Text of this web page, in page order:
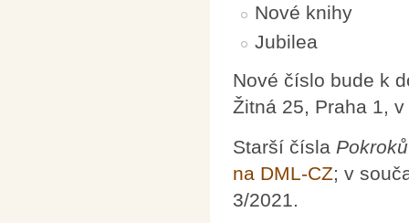
Nové knihy
Jubilea
Nové číslo bude k
Žitná 25, Praha 1,
Starší čísla
na DML-CZ; v
3/2021.